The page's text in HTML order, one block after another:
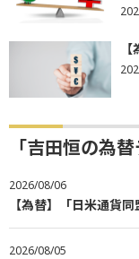
「吉田恒の為
2026/08/06
【為替】「日米通貨
2026/08/05